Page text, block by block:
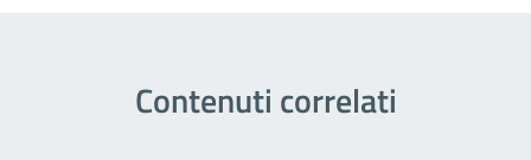
Contenuti correlati